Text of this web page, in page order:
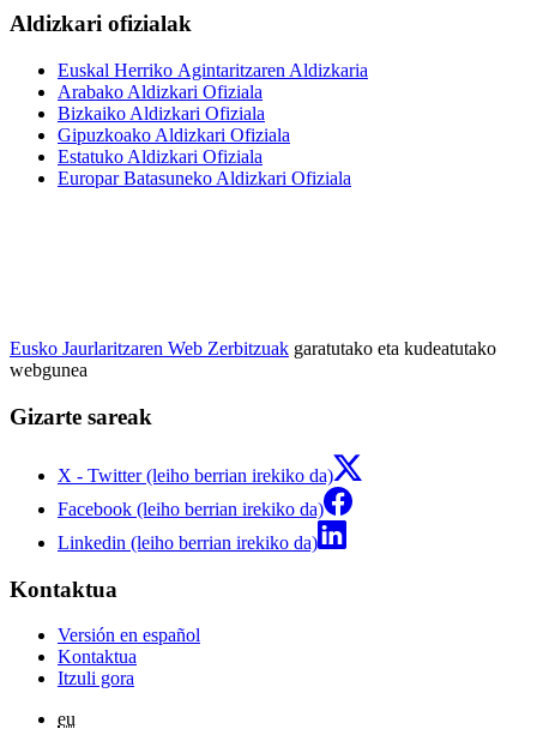
Aldizkari ofizialak
Euskal Herriko Agintaritzaren Aldizkaria
Arabako Aldizkari Ofiziala
Bizkaiko Aldizkari Ofiziala
Gipuzkoako Aldizkari Ofiziala
Estatuko Aldizkari Ofiziala
Europar Batasuneko Aldizkari Ofiziala
Eusko Jaurlaritzaren Web Zerbitzuak garatutako eta kudeatutako
webgunea
Gizarte sareak
X - Twitter (leiho berrian irekiko da)
Facebook (leiho berrian irekiko da)
Linkedin (leiho berrian irekiko da)
Kontaktua
Versión en español
Kontaktua
Itzuli gora
eu